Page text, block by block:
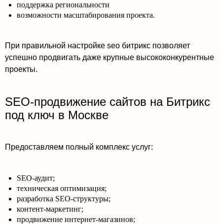
поддержка региональности
возможности масштабирования проекта.
При правильной настройке seo битрикс позволяет
успешно продвигать даже крупные высококонкурентные
проекты.
SEO-продвижение сайтов на Битрикс
под ключ в Москве
Предоставляем полный комплекс услуг:
SEO-аудит;
техническая оптимизация;
разработка SEO-структуры;
контент-маркетинг;
продвижение интернет-магазинов;